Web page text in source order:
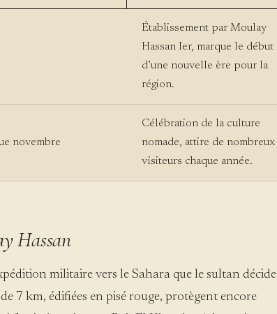
Établissement par Moulay
Hassan Ier, marque le début
d’une nouvelle ère pour la
région.
novembre
Célébration de la culture
nomade, attire de nombreux
visiteurs chaque année.
Hassan
militaire vers le Sahara que le sultan décide
de 7 km, édifiées en pisé rouge, protègent encore